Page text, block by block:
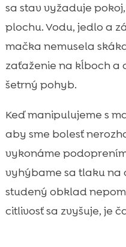
sa stav vyžaduje
plochu. Vodu, jedlo a
mačka nemusela
zaťaženie na kĺboch a
šetrný pohyb.
Keď manipulujeme s
aby sme bolesť
vykonáme
vyhýbame sa tlaku na
studený obklad
citlivosť sa zvyšuje, je